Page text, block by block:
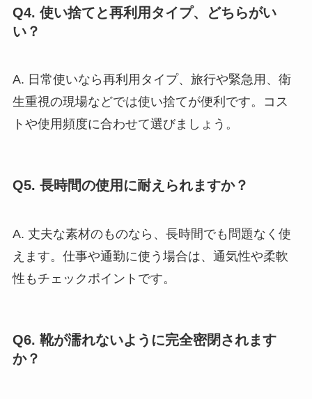
Q4. 使い捨てと再利用タイプ、どちらがい
い？
A. 日常使いなら再利用タイプ、旅行や緊急用、衛
生重視の現場などでは使い捨てが便利です。コス
トや使用頻度に合わせて選びましょう。
Q5. 長時間の使用に耐えられますか？
A. 丈夫な素材のものなら、長時間でも問題なく使
えます。仕事や通勤に使う場合は、通気性や柔軟
性もチェックポイントです。
Q6. 靴が濡れないように完全密閉されます
か？